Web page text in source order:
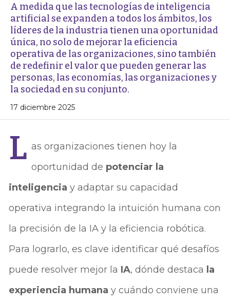
A medida que las tecnologías de inteligencia
artificial se expanden a todos los ámbitos, los
líderes de la industria tienen una oportunidad
única, no solo de mejorar la eficiencia
operativa de las organizaciones, sino también
de redefinir el valor que pueden generar las
personas, las economías, las organizaciones y
la sociedad en su conjunto.
17 diciembre 2025
L as organizaciones tienen hoy la
oportunidad de potenciar la
inteligencia y adaptar su capacidad
operativa integrando la intuición humana con
la precisión de la IA y la eficiencia robótica.
Para lograrlo, es clave identificar qué desafíos
puede resolver mejor la IA, dónde destaca la
experiencia humanay cuándo conviene una